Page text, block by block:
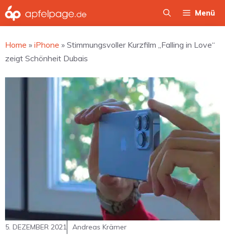
Zum
Inhalt
Menü
Home » iPhone » Stimmungsvoller Kurzfilm „Falling in Love“
zeigt Schönheit Dubais
5. DEZEMBER 2021 Andreas Krämer